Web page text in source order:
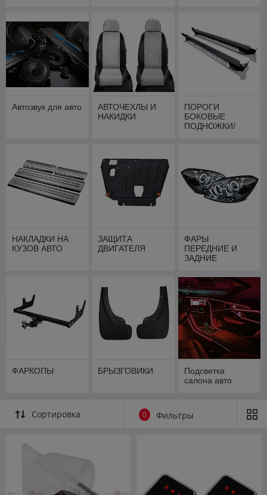
Автозвук для авто
АВТОЧЕХЛЫ И
НАКИДКИ
ПОРОГИ
БОКОВЫЕ
ПОДНОЖКИ/
НАКЛАДКИ НА
КУЗОВ АВТО
ЗАЩИТА
ДВИГАТЕЛЯ
ФАРЫ
ПЕРЕДНИЕ И
ЗАДНИЕ
ФАРКОПЫ БРЫЗГОВИКИ
Подсветка
салона авто
Сортировка 0 Фильтры